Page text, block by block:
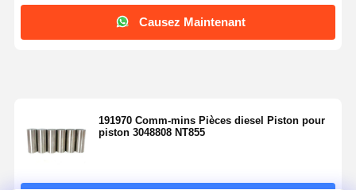
Causez Maintenant
191970 Comm-mins Pièces diesel Piston pour
piston 3048808 NT855